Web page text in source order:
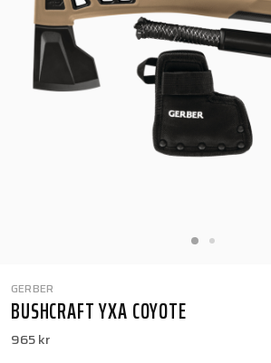
GERBER
BUSHCRAFT YXA COYOTE
965 kr